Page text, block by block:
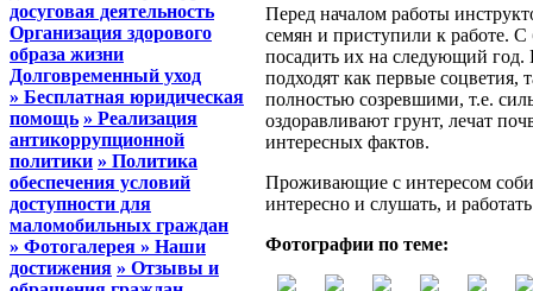
досуговая деятельность
Организация здорового
образа жизни
Долговременный уход
» Бесплатная юридическая
помощь » Реализация
антикоррупционной
политики » Политика
обеспечения условий
доступности для
маломобильных граждан
» Фотогалерея » Наши
достижения » Отзывы и
Перед началом работы
семян и приступили к работе.
посадить их на следующий год.
подходят как первые соцветия,
полностью созревшими, т.е.
оздоравливают грунт, лечат
интересных фактов.
Проживающие с интересом
интересно и слушать, и
Фотографии по теме: